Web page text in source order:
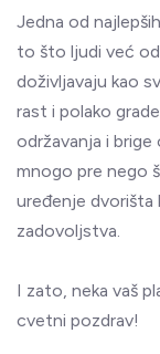
Jedna od
to što ljudi već
doživljavaju kao
rast i polako
održavanja i
mnogo pre nego
uređenje dvorišta
zadovoljstva.
I zato, neka vaš
cvetni pozdrav!